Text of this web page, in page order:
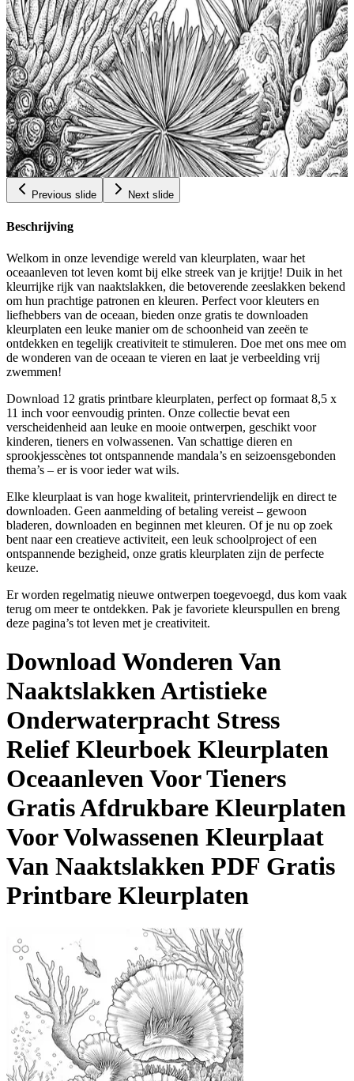
Vetstenen Boulderkunstpaginas Gratis Kleurplaten
Voor Volwassenen Ontspanningskleurboek
Avontuurlijke Kleurplaten Voor Tieners Boulder
Kleurplaten
$ 0.99
Add to wishlist
Quick view
Kleurplaten Van Kogelvissen Gratis Afdrukbare
Schattige Kleurplaten Kogelvispatronen Duik In
Creativiteit Stress Relief Kleurboek Voor
Ontspanning Kleurplaten Van Het Zeeleven Voor
Vrouwen
$ 0.99
Previous slide Next slide
Beschrijving
Welkom in onze levendige wereld van kleurplaten, waar het
oceaanleven tot leven komt bij elke streek van je krijtje! Duik in het
kleurrijke rijk van naaktslakken, die betoverende zeeslakken bekend
om hun prachtige patronen en kleuren. Perfect voor kleuters en
liefhebbers van de oceaan, bieden onze gratis te downloaden
kleurplaten een leuke manier om de schoonheid van zeeën te
ontdekken en tegelijk creativiteit te stimuleren. Doe met ons mee om
de wonderen van de oceaan te vieren en laat je verbeelding vrij
zwemmen!
Download 12 gratis printbare kleurplaten, perfect op formaat 8,5 x
11 inch voor eenvoudig printen. Onze collectie bevat een
verscheidenheid aan leuke en mooie ontwerpen, geschikt voor
kinderen, tieners en volwassenen. Van schattige dieren en
sprookjesscènes tot ontspannende mandala’s en seizoensgebonden
thema’s – er is voor ieder wat wils.
Elke kleurplaat is van hoge kwaliteit, printervriendelijk en direct te
downloaden. Geen aanmelding of betaling vereist – gewoon
bladeren, downloaden en beginnen met kleuren. Of je nu op zoek
bent naar een creatieve activiteit, een leuk schoolproject of een
ontspannende bezigheid, onze gratis kleurplaten zijn de perfecte
keuze.
Er worden regelmatig nieuwe ontwerpen toegevoegd, dus kom vaak
terug om meer te ontdekken. Pak je favoriete kleurspullen en breng
deze pagina’s tot leven met je creativiteit.
Download Wonderen Van
Naaktslakken Artistieke
Onderwaterpracht Stress
Relief Kleurboek Kleurplaten
Oceaanleven Voor Tieners
Gratis Afdrukbare Kleurplaten
Voor Volwassenen Kleurplaat
Van Naaktslakken PDF Gratis
Printbare Kleurplaten